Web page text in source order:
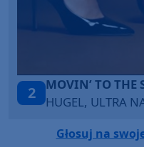
3
ITEPE ITEDE
SANAH
Głosuj na